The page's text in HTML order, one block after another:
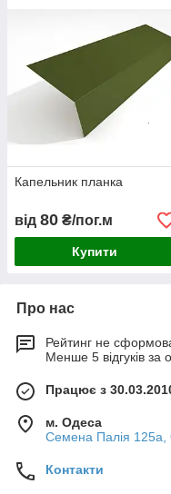
Капельник планка
від 80 ₴/пог.м
Купити
Про нас
Рейтинг не
Менше 5 відгуків за
Працює з
м. Одеса
Семена Палія 125а,
Контакти